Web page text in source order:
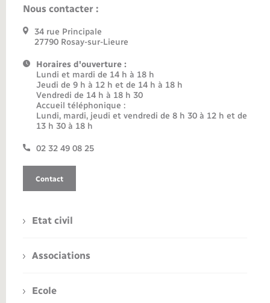
Nous contacter :
34 rue Principale
27790 Rosay-sur-Lieure
Horaires d'ouverture :
Lundi et mardi de 14 h à 18 h
Jeudi de 9 h à 12 h et de 14 h à 18 h
Vendredi de 14 h à 18 h 30
Accueil téléphonique :
Lundi, mardi, jeudi et vendredi de 8 h 30 à 12 h et de
13 h 30 à 18 h
02 32 49 08 25
Contact
Etat civil
Associations
Ecole